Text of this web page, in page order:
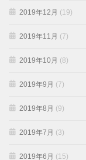
2019年12月 (19)
2019年11月 (7)
2019年10月 (8)
2019年9月 (7)
2019年8月 (9)
2019年7月 (3)
2019年6月 (15)